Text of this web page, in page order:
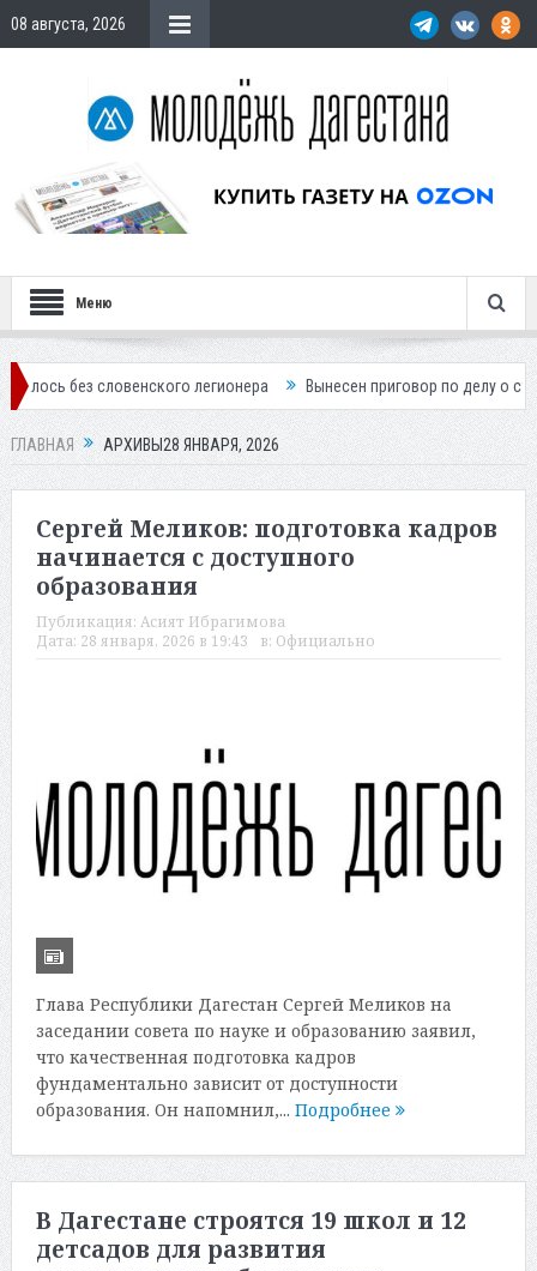
08 августа, 2026
Меню
легионера Вынесен приговор по делу о строительстве
ГЛАВНАЯ АРХИВЫ28 ЯНВАРЯ, 2026
Сергей Меликов: подготовка кадров
начинается с доступного
образования
Публикация: Асият Ибрагимова
Дата: 28 января, 2026 в 19:43 в: Официально
Глава Республики Дагестан Сергей Меликов на
заседании совета по науке и образованию заявил,
что качественная подготовка кадров
фундаментально зависит от доступности
образования. Он напомнил,... Подробнее
В Дагестане строятся 19 школ и 12
детсадов для развития